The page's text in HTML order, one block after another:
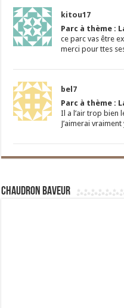
kitou17
Parc à thème :
ce parc vas être
merci pour ttes
bel7
Parc à thème :
Il a l’air trop bien
J’aimerai
Chaudron Baveur